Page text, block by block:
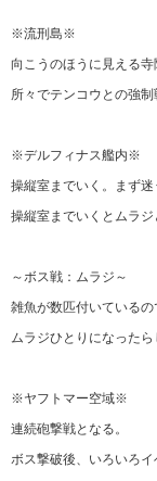
※流刑島※
向こうのほうに見える寺
所々でテンコウとの強制
※デルフィナス艦内※
操縦室までいく。まず
操縦室までいくとムラジ
～ボス戦：ムラジ～
雑魚が数匹付いているの
ムラジひとりになったら
※ヤフトマー空域※
連続砲撃戦となる。
ボス撃破後、いろいろイ